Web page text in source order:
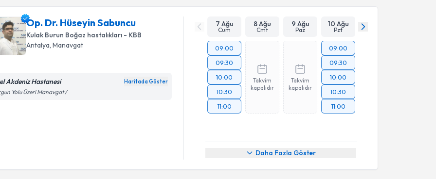
Op. Dr. Hüseyin Sabuncu
Kulak Burun Boğaz hastalıkları - KBB
Antalya , Manavgat
Akdeniz Hastanesi Haritada Göster
Yolu Üzeri Manavgat /
7 Ağu
Cum
8 Ağu
Cmt
9 Ağu
Paz
10 Ağu
Pzt
09:00
09:30
10:00
10:30
11:00
Takvim
kapalıdır
Takvim
kapalıdır
09:00
09:30
10:00
10:30
11:00
Daha Fazla Göster